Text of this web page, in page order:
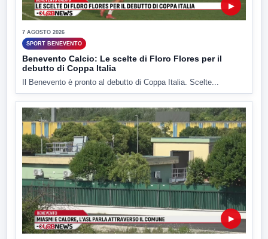
▶
7 AGOSTO 2026
SPORT BENEVENTO
Benevento Calcio: Le scelte di Floro Flores per il
debutto di Coppa Italia
Il Benevento è pronto al debutto di Coppa Italia. Scelte...
▶